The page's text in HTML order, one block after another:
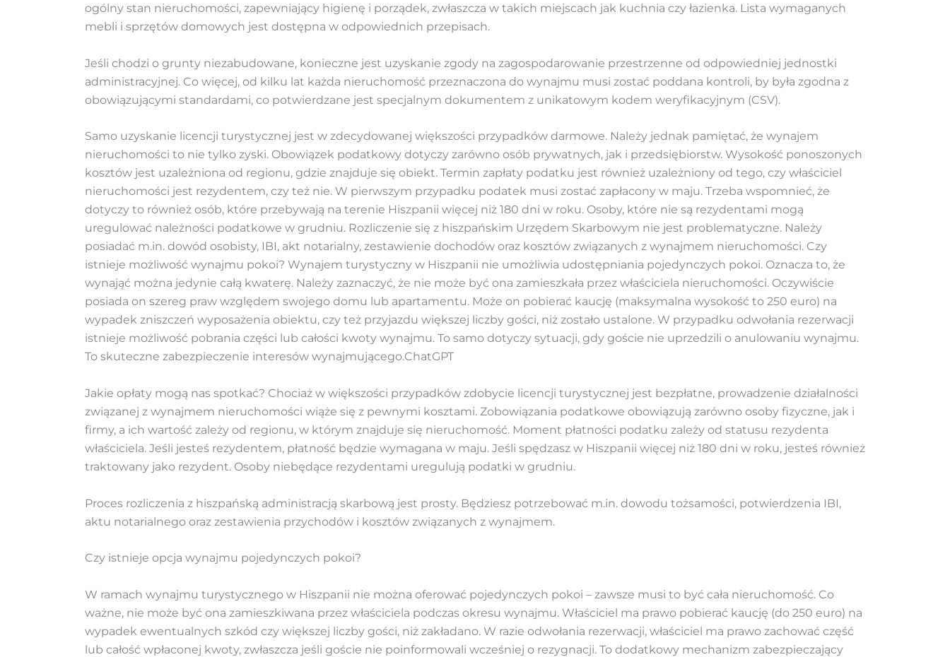
ogólny stan nieruchomości, zapewniający higienę i porządek, zwłaszcza w takich miejscach jak kuchnia czy łazienka. Lista wymaganych
mebli i sprzętów domowych jest dostępna w odpowiednich przepisach.
Jeśli chodzi o grunty niezabudowane, konieczne jest uzyskanie zgody na zagospodarowanie przestrzenne od odpowiedniej jednostki
administracyjnej. Co więcej, od kilku lat każda nieruchomość przeznaczona do wynajmu musi zostać poddana kontroli, by była zgodna z
obowiązującymi standardami, co potwierdzane jest specjalnym dokumentem z unikatowym kodem weryfikacyjnym (CSV).
Samo uzyskanie licencji turystycznej jest w zdecydowanej większości przypadków darmowe. Należy jednak pamiętać, że wynajem
nieruchomości to nie tylko zyski. Obowiązek podatkowy dotyczy zarówno osób prywatnych, jak i przedsiębiorstw. Wysokość ponoszonych
kosztów jest uzależniona od regionu, gdzie znajduje się obiekt. Termin zapłaty podatku jest również uzależniony od tego, czy właściciel
nieruchomości jest rezydentem, czy też nie. W pierwszym przypadku podatek musi zostać zapłacony w maju. Trzeba wspomnieć, że
dotyczy to również osób, które przebywają na terenie Hiszpanii więcej niż 180 dni w roku. Osoby, które nie są rezydentami mogą
uregulować należności podatkowe w grudniu. Rozliczenie się z hiszpańskim Urzędem Skarbowym nie jest problematyczne. Należy
posiadać m.in. dowód osobisty, IBI, akt notarialny, zestawienie dochodów oraz kosztów związanych z wynajmem nieruchomości. Czy
istnieje możliwość wynajmu pokoi? Wynajem turystyczny w Hiszpanii nie umożliwia udostępniania pojedynczych pokoi. Oznacza to, że
wynająć można jedynie całą kwaterę. Należy zaznaczyć, że nie może być ona zamieszkała przez właściciela nieruchomości. Oczywiście
posiada on szereg praw względem swojego domu lub apartamentu. Może on pobierać kaucję (maksymalna wysokość to 250 euro) na
wypadek zniszczeń wyposażenia obiektu, czy też przyjazdu większej liczby gości, niż zostało ustalone. W przypadku odwołania rezerwacji
istnieje możliwość pobrania części lub całości kwoty wynajmu. To samo dotyczy sytuacji, gdy goście nie uprzedzili o anulowaniu wynajmu.
To skuteczne zabezpieczenie interesów wynajmującego.ChatGPT
Jakie opłaty mogą nas spotkać? Chociaż w większości przypadków zdobycie licencji turystycznej jest bezpłatne, prowadzenie działalności
związanej z wynajmem nieruchomości wiąże się z pewnymi kosztami. Zobowiązania podatkowe obowiązują zarówno osoby fizyczne, jak i
firmy, a ich wartość zależy od regionu, w którym znajduje się nieruchomość. Moment płatności podatku zależy od statusu rezydenta
właściciela. Jeśli jesteś rezydentem, płatność będzie wymagana w maju. Jeśli spędzasz w Hiszpanii więcej niż 180 dni w roku, jesteś również
traktowany jako rezydent. Osoby niebędące rezydentami uregulują podatki w grudniu.
Proces rozliczenia z hiszpańską administracją skarbową jest prosty. Będziesz potrzebować m.in. dowodu tożsamości, potwierdzenia IBI,
aktu notarialnego oraz zestawienia przychodów i kosztów związanych z wynajmem.
Czy istnieje opcja wynajmu pojedynczych pokoi?
W ramach wynajmu turystycznego w Hiszpanii nie można oferować pojedynczych pokoi – zawsze musi to być cała nieruchomość. Co
ważne, nie może być ona zamieszkiwana przez właściciela podczas okresu wynajmu. Właściciel ma prawo pobierać kaucję (do 250 euro) na
wypadek ewentualnych szkód czy większej liczby gości, niż zakładano. W razie odwołania rezerwacji, właściciel ma prawo zachować część
lub całość wpłaconej kwoty, zwłaszcza jeśli goście nie poinformowali wcześniej o rezygnacji. To dodatkowy mechanizm zabezpieczający